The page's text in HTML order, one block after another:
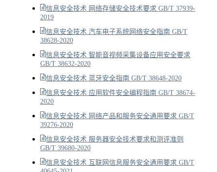
信息安全技术 网络存储安全技术要求 GB/T 37939-
2019
信息安全技术 汽车电子系统网络安全指南 GB/T
38628-2020
信息安全技术 智能音视频采集设备应用安全要求
GB/T 38632-2020
信息安全技术 蓝牙安全指南 GB/T 38648-2020
信息安全技术 应用软件安全编程指南 GB/T 38674-
2020
信息安全技术 网络产品和服务安全通用要求 GB/T
39276-2020
信息安全技术 服务器安全技术要求和测评准则
GB/T 39680-2020
信息安全技术 互联网信息服务安全通用要求 GB/T